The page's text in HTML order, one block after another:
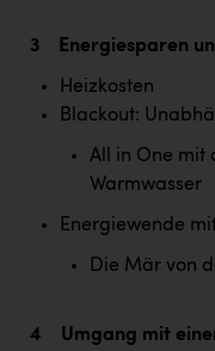
3 Energiesparen
Heizkosten
Blackout:
All in One mit
Warmwasser
Energiewende
Die Mär von
4 Umgang mit